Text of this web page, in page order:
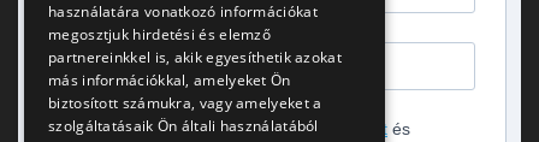
Elfogadom azadatvédelmi tájékoztatót és
használatára vonatkozó információkat
megosztjuk hirdetési és elemző
partnereinkkel is, akik egyesíthetik azokat
más információkkal, amelyeket Ön
biztosított számukra, vagy amelyeket a
szolgáltatásaik Ön általi használatából